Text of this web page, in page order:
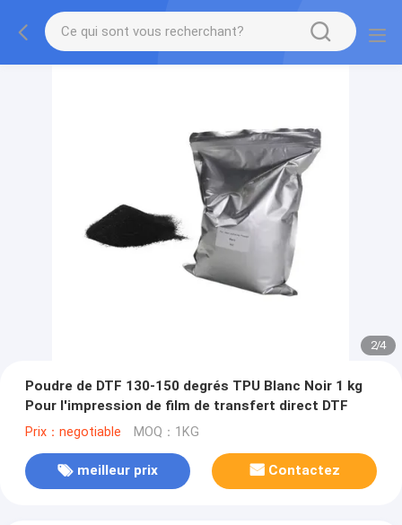
2/4
Poudre de DTF 130-150 degrés TPU Blanc Noir 1 kg
Pour l'impression de film de transfert direct DTF
Prix：negotiable MOQ：1KG
meilleur prix Contactez